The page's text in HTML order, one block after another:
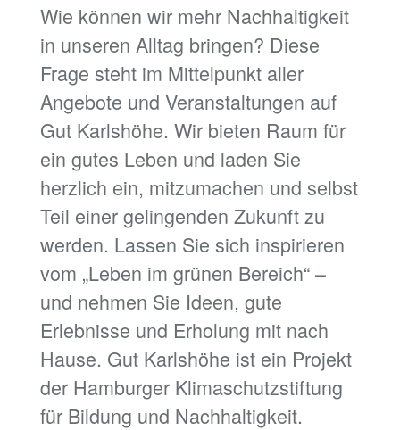
Wie können wir mehr Nachhaltigkeit
in unseren Alltag bringen? Diese
Frage steht im Mittelpunkt aller
Angebote und Veranstaltungen auf
Gut Karlshöhe. Wir bieten Raum für
ein gutes Leben und laden Sie
herzlich ein, mitzumachen und selbst
Teil einer gelingenden Zukunft zu
werden. Lassen Sie sich inspirieren
vom „Leben im grünen Bereich“ –
und nehmen Sie Ideen, gute
Erlebnisse und Erholung mit nach
Hause. Gut Karlshöhe ist ein Projekt
der Hamburger Klimaschutzstiftung
für Bildung und Nachhaltigkeit.